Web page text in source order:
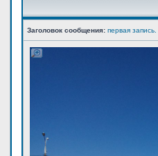
Заголовок сообщения: первая